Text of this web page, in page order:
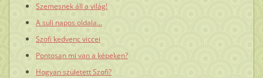
Szemesnek áll a világ!
A suli napos oldala...
Szofi kedvenc viccei
Pontosan mi van a képeken?
Hogyan született Szofi?